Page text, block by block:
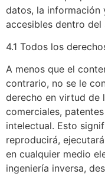
datos, la información
accesibles dentro del
4.1 Todos los
A menos que el
contrario, no se le
derecho en virtud de
comerciales,
intelectual. Esto
reproducirá,
en cualquier medio
ingeniería inversa,